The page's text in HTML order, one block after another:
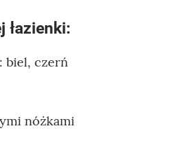
łazienki:
biel, czerń
nóżkami